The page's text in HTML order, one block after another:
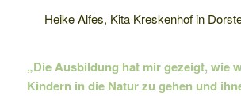
Heike Alfes, Kita Kreskenhof in
„Die Ausbildung hat mir gezeigt, wie
Kindern in die Natur zu gehen und